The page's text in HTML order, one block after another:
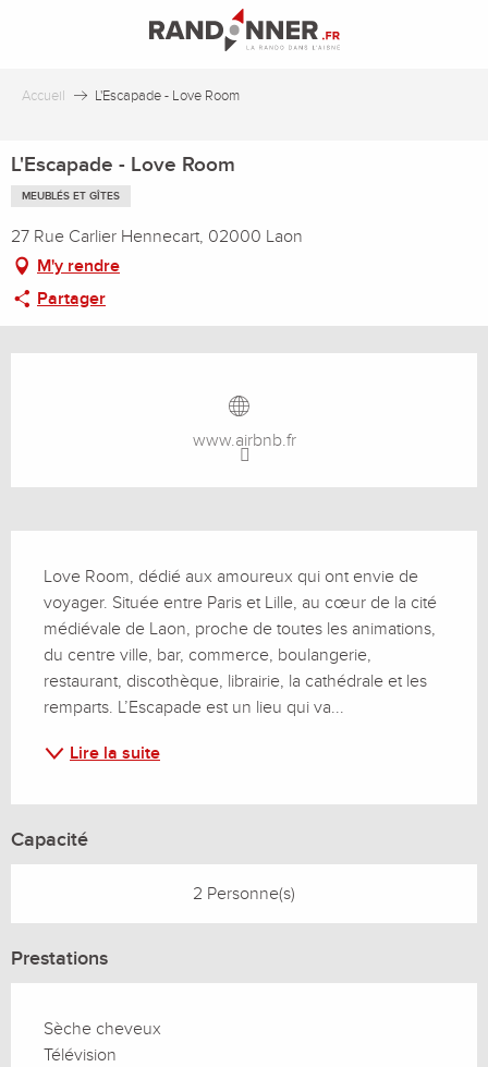
principal
Accueil L'Escapade - Love Room
L'Escapade - Love Room
MEUBLÉS ET GÎTES
27 Rue Carlier Hennecart, 02000 Laon
M'y rendre
Partager
www.airbnb.fr
Love Room, dédié aux amoureux qui ont envie de
voyager. Située entre Paris et Lille, au cœur de la cité
médiévale de Laon, proche de toutes les animations,
du centre ville, bar, commerce, boulangerie,
restaurant, discothèque, librairie, la cathédrale et les
remparts. L’Escapade est un lieu qui va...
Lire la suite
Capacité
2 Personne(s)
Prestations
Sèche cheveux
Télévision